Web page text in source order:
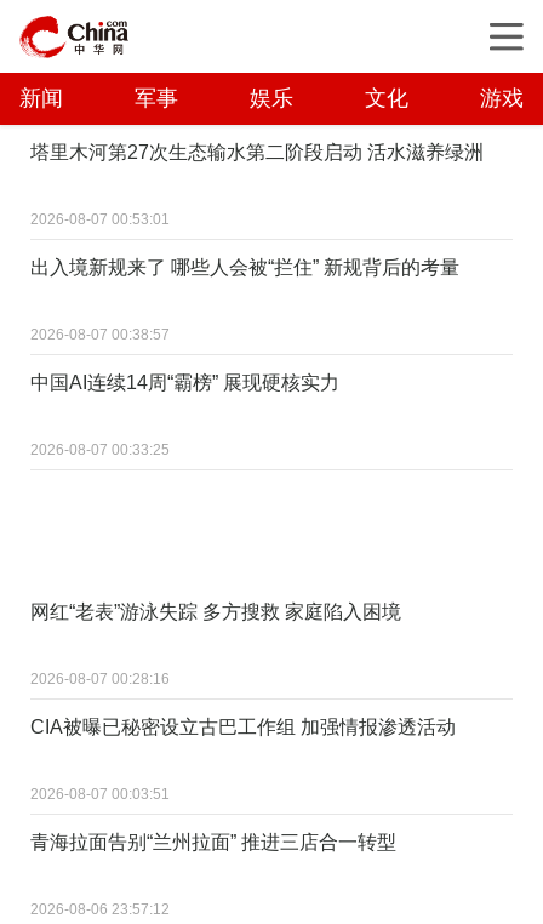
新闻 军事 娱乐 文化 游戏
塔里木河第27次生态输水第二阶段启动 活水滋养绿洲
2026-08-07 00:53:01
出入境新规来了 哪些人会被“拦住” 新规背后的考量
2026-08-07 00:38:57
中国AI连续14周“霸榜” 展现硬核实力
2026-08-07 00:33:25
网红“老表”游泳失踪 多方搜救 家庭陷入困境
2026-08-07 00:28:16
CIA被曝已秘密设立古巴工作组 加强情报渗透活动
2026-08-07 00:03:51
青海拉面告别“兰州拉面” 推进三店合一转型
2026-08-06 23:57:12